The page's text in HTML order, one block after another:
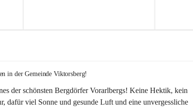
in der Gemeinde Viktorsberg!
der schönsten Bergdörfer Vorarlbergs! Keine Hektik, kein
dafür viel Sonne und gesunde Luft und eine unvergessliche